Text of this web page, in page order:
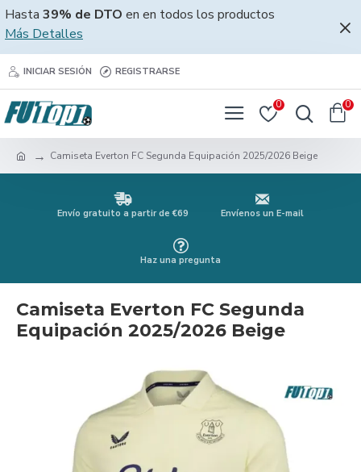
Hasta 39% de DTO en en todos los productos
Más Detalles
INICIAR SESIÓN REGISTRARSE
0 0
Camiseta Everton FC Segunda Equipación 2025/2026 Beige
Envío gratuito a partir de €69 Envíenos un E-mail
Haz una pregunta
Camiseta Everton FC Segunda
Equipación 2025/2026 Beige